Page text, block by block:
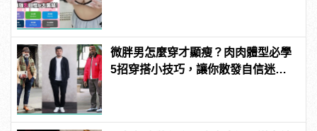
微胖男怎麼穿才顯瘦？肉肉體型必學
5招穿搭小技巧，讓你散發自信迷人